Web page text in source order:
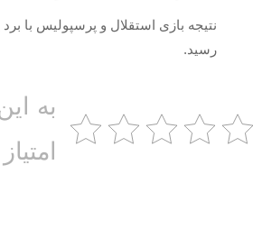
نتیجه بازی استقلال و پرسپولیس با
رسید.
به